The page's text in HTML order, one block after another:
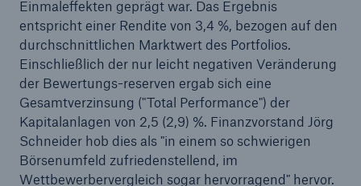
Einmaleffekten geprägt war. Das Ergebnis
entspricht einer Rendite von 3,4 %, bezogen auf den
durchschnittlichen Marktwert des Portfolios.
Einschließlich der nur leicht negativen Veränderung
der Bewertungs-reserven ergab sich eine
Gesamtverzinsung ("Total Performance") der
Kapitalanlagen von 2,5 (2,9) %. Finanzvorstand Jörg
Schneider hob dies als "in einem so schwierigen
Börsenumfeld zufriedenstellend, im
Wettbewerbervergleich sogar hervorragend" hervor.